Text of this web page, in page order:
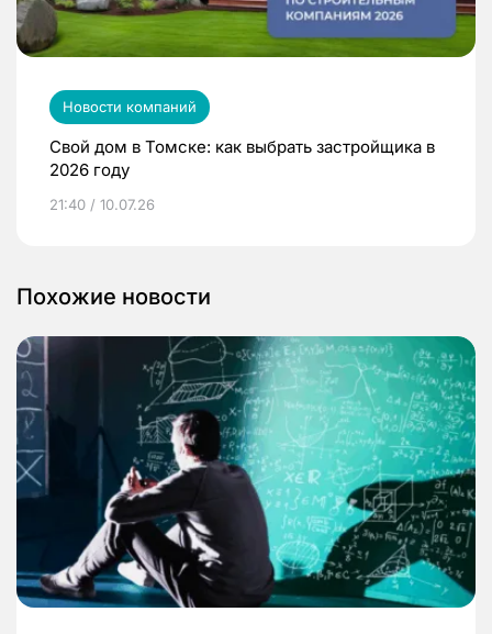
Новости компаний
Свой дом в Томске: как выбрать застройщика в
2026 году
21:40 / 10.07.26
Похожие новости